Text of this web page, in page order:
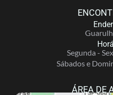
Segunda -
Sábados e
ÁREA DE